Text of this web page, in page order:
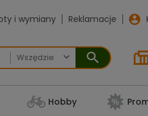
i wymiany Reklamacje

Hobby